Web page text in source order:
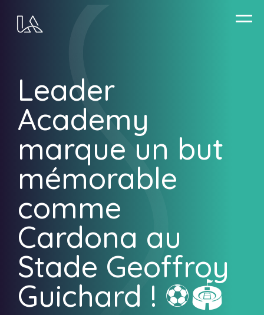
contenu
principal
Leader
Academy
marque un but
mémorable
comme
Cardona au
Stade Geoffroy
Guichard ! ⚽️🏟️